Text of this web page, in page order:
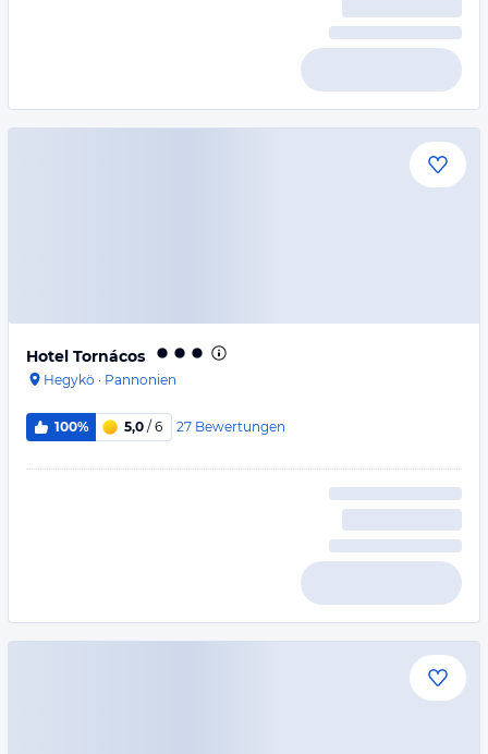
Hotel Tornácos
Hegykö · Pannonien
100% 5,0 / 6 27 Bewertungen